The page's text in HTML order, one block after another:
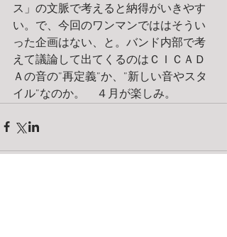
ス」の文脈で考えると納得がいきやす
い。で、今回のワンマンでははそうい
った企画はない、と。バンド内部で考
えて議論して出てくるのはＣＩＣＡＤ
Ａの音の”再定義”か、”新しい音やスタ
イル”なのか。　４月が楽しみ。